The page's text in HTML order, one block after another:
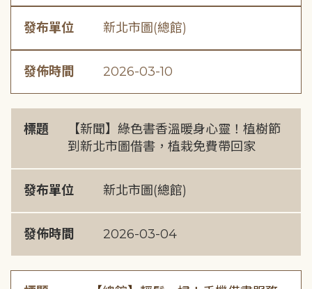
發布單位 新北市圖(總館)
發佈時間 2026-03-10
標題
【新聞】綠色書香溫暖身心靈！植樹節
到新北市圖借書，植栽免費帶回家
發布單位 新北市圖(總館)
發佈時間 2026-03-04